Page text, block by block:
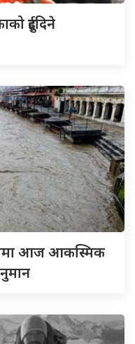
दुईदिने
आज आकस्मिक